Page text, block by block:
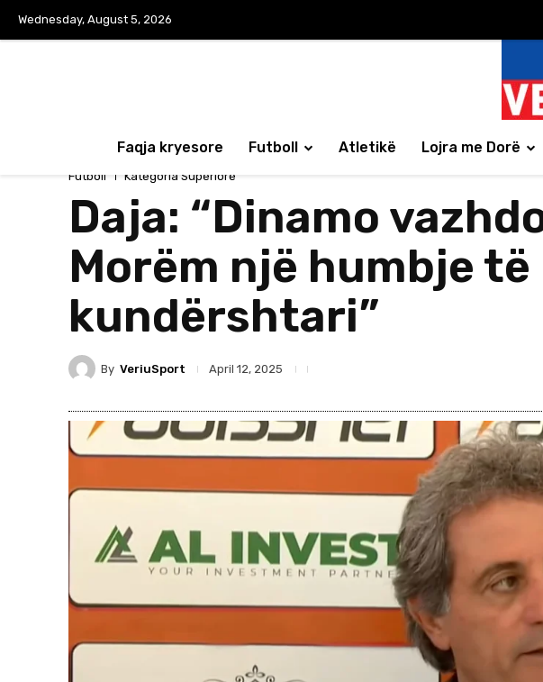
Wednesday, August 5, 2026
Faqja kryesore Futboll Atletikë Lojra me Dorë
Futboll Kategoria Superiore
Daja: “Dinamo
Morëm një humbje
kundërshtari”
By VeriuSport April 12, 2025